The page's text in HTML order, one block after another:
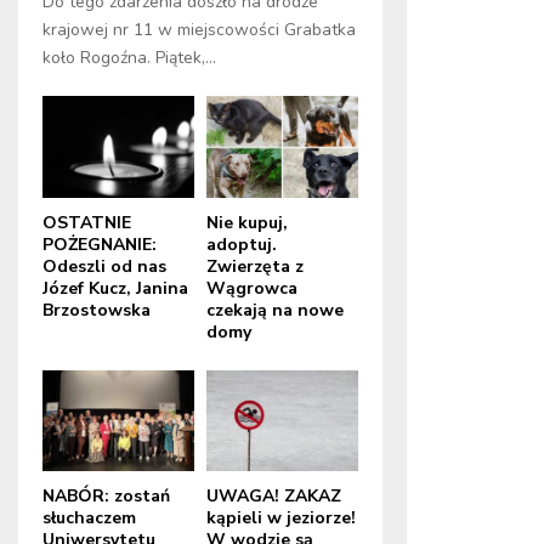
krajowej nr 11 w miejscowości Grabatka
koło Rogoźna. Piątek,...
OSTATNIE
POŻEGNANIE:
Odeszli od nas
Józef Kucz, Janina
Brzostowska
Nie kupuj,
adoptuj.
Zwierzęta z
Wągrowca
czekają na nowe
domy
NABÓR: zostań
słuchaczem
UWAGA! ZAKAZ
kąpieli w jeziorze!